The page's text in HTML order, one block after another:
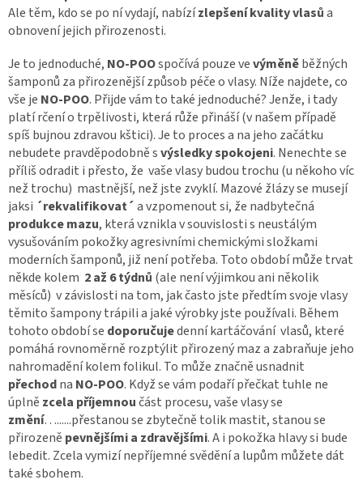
Ale těm, kdo se po ní vydají, nabízízlepšení kvality vlasůa
obnovení jejich přirozenosti.
Je to jednoduché, NO-POOspočívá pouze vevýměněběžných
šamponů za přirozenější způsob péče o vlasy. Níže najdete, co
vše je NO-POO. Přijde vám to také jednoduché? Jenže, i tady
platí rčení o trpělivosti, která růže přináší (v našem případě
spíš bujnou zdravou kštici). Je to proces a na jeho začátku
nebudete pravděpodobně svýsledky spokojeni. Nenechte se
příliš odradit i přesto, že vaše vlasy budou trochu (u někoho víc
než trochu) mastnější, než jste zvyklí. Mazové žlázy se musejí
jaksi ´rekvalifikovat´a vzpomenout si, že nadbytečná
produkce mazu, která vznikla v souvislosti s neustálým
vysušováním pokožky agresivními chemickými složkami
moderních šamponů, již není potřeba. Toto období může trvat
někde kolem 2 až 6 týdnů (ale není výjimkou ani několik
měsíců) v závislosti na tom, jak často jste předtím svoje vlasy
těmito šampony trápili a jaké výrobky jste používali. Během
tohoto období se doporučujedenní kartáčování vlasů, které
pomáhá rovnoměrně rozptýlit přirozený maz a zabraňuje jeho
nahromadění kolem folikul. To může značně usnadnit
přechodna NO-POO. Když se vám podaří přečkat tuhle ne
úplně zcela příjemnoučást procesu, vaše vlasy se
změní…......přestanou se zbytečně tolik mastit, stanou se
přirozeně pevnějšími a zdravějšími. A i pokožka hlavy si bude
lebedit. Zcela vymizí nepříjemné svědění a lupům můžete dát
také sbohem.